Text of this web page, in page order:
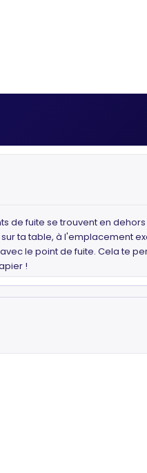
fuite se trouvent en
ta table, à l'emplacement
le point de fuite. Cela te
!